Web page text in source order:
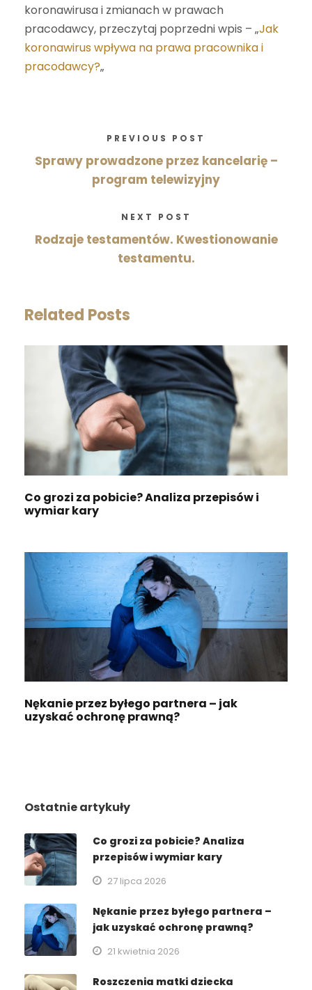
koronawirusa i zmianach w prawach
pracodawcy, przeczytaj poprzedni wpis – „Jak
koronawirus wpływa na prawa pracownika i
pracodawcy?„
PREVIOUS POST
Sprawy prowadzone przez kancelarię –
program telewizyjny
NEXT POST
Rodzaje testamentów. Kwestionowanie
testamentu.
Related Posts
Co grozi za pobicie? Analiza przepisów i
wymiar kary
Nękanie przez byłego partnera – jak
uzyskać ochronę prawną?
Ostatnie artykuły
Co grozi za pobicie? Analiza
przepisów i wymiar kary
27 lipca 2026
Nękanie przez byłego partnera –
jak uzyskać ochronę prawną?
21 kwietnia 2026
Roszczenia matki dziecka